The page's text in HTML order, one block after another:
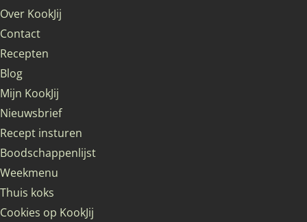
Over KookJij
Contact
Recepten
Blog
Mijn KookJij
Nieuwsbrief
Recept insturen
Boodschappenlijst
Weekmenu
Thuis koks
Cookies op KookJij